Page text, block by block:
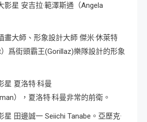
星 安吉拉·範澤斯通（Angela
大師、形象設計大師 傑米·休萊特
）爲街頭霸王(Gorillaz)樂隊設計的形象
夏洛特·科曼
），夏洛特·科曼非常的前衛。
田邊誠一 Seiichi Tanabe。亞歷克·